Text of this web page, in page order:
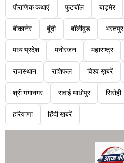
पौराणिक कथाएं फुटबॉल बाड़मेर
बीकानेर बूंदी बॉलीवुड भरतपुर
मध्य प्रदेश मनोरंजन महाराष्ट्र
राजस्थान राशिफल विश्व ख़बरें
श्री गंगानगर सवाई माधोपुर सिरोही
हरियाणा हिंदी खबरें